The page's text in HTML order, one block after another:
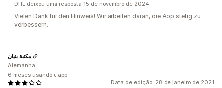
DHL deixou uma resposta 15 de novembro de 2024
Vielen Dank für den Hinweis! Wir arbeiten daran, die App stetig zu
verbessern.
Data de edição: 28 de janeiro de 2021
مكتبة بنيان
Alemanha
6 meses usando o app